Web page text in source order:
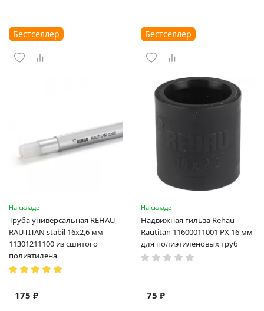
Бестселлер
На складе
Труба универсальная REHAU
RAUTITAN stabil 16х2,6 мм
11301211100 из сшитого
полиэтилена
175 ₽
Бестселлер
На складе
Надвижная гильза Rehau
Rautitan 11600011001 PX 16 мм
для полиэтиленовых труб
75 ₽